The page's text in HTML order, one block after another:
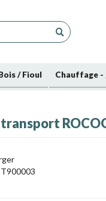
/ Fioul Chauffage -